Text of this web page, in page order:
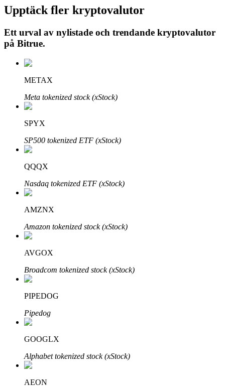
Auto Invest
Ta långsiktig vinst och flexibla intressen
Lär dig Staking
Lär dig mer om att tjäna passiv inkomst
Bitrue Partners
Bitrue Affiliates
Upptäck fler kryptovalutor
Ett urval av nylistade och trendande kryptovalutor
på Bitrue.
METAX
Meta tokenized stock (xStock)
SPYX
SP500 tokenized ETF (xStock)
QQQX
Nasdaq tokenized ETF (xStock)
AMZNX
Amazon tokenized stock (xStock)
AVGOX
Broadcom tokenized stock (xStock)
PIPEDOG
Pipedog
GOOGLX
Alphabet tokenized stock (xStock)
AEON